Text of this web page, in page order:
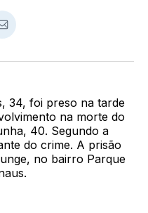
Compartilhar
Email
34, foi preso na tarde
na morte do
40. Segundo a
do crime. A prisão
no bairro Parque